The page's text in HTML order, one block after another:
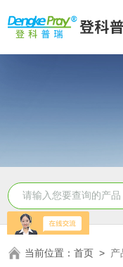
当前位置：首页 > 产